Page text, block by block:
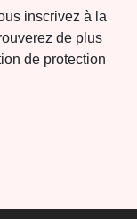
inscrivez à la
de plus
de protection